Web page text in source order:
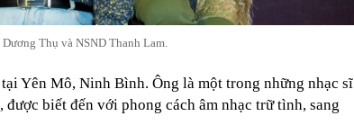
Thụ và NSND Thanh Lam.
Yên Mô, Ninh Bình. Ông là một trong những nhạc sĩ
biết đến với phong cách âm nhạc trữ tình, sang